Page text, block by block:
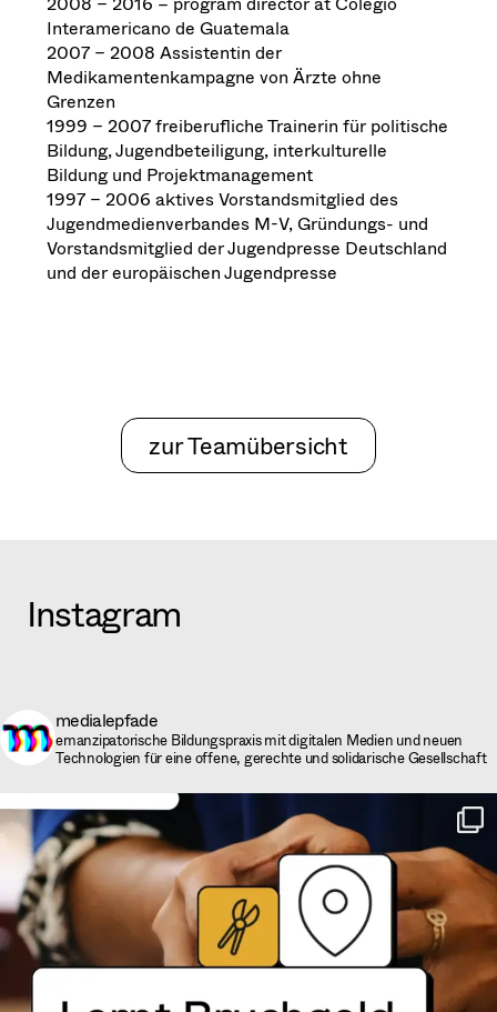
Interamericano de Guatemala
2007 – 2008 Assistentin der
Medikamentenkampagne von Ärzte ohne
Grenzen
1999 – 2007 freiberufliche Trainerin für politische
Bildung, Jugendbeteiligung, interkulturelle
Bildung und Projektmanagement
1997 – 2006 aktives Vorstandsmitglied des
Jugendmedienverbandes M-V, Gründungs- und
Vorstandsmitglied der Jugendpresse Deutschland
und der europäischen Jugendpresse
zur Teamübersicht
Instagram
medialepfade
emanzipatorische Bildungspraxis mit digitalen Medien und neuen
Technologien für eine offene, gerechte und solidarische Gesellschaft